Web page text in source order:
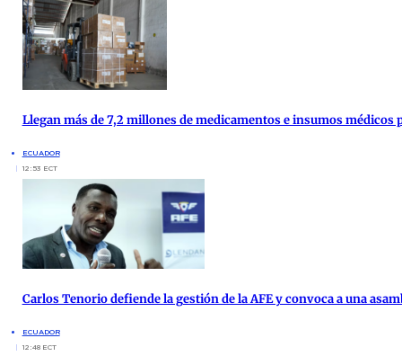
Llegan más de 7,2 millones de medicamentos e insumos médicos
ECUADOR
12:53 ECT
Carlos Tenorio defiende la gestión de la AFE y convoca a una
ECUADOR
12:48 ECT